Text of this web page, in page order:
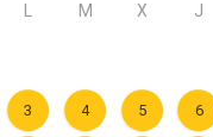
M X J
3 4 5 6